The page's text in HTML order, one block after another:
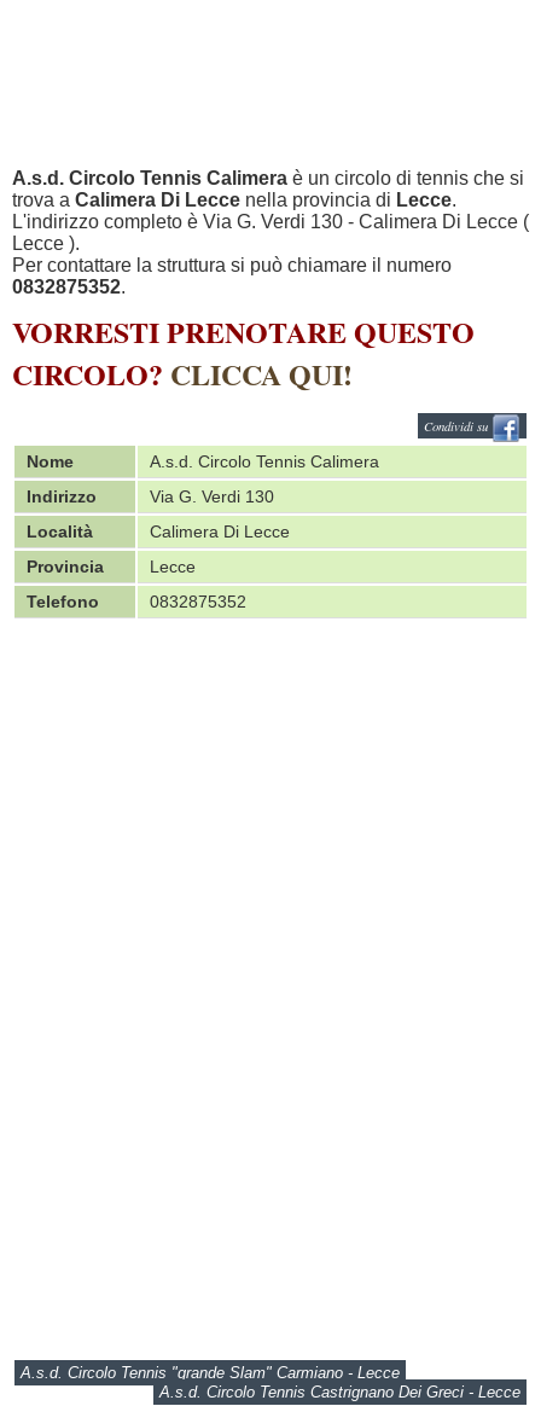
A.s.d. Circolo Tennis Calimera è un circolo di tennis che si
trova a Calimera Di Lecce nella provincia di Lecce.
L'indirizzo completo è Via G. Verdi 130 - Calimera Di Lecce (
Lecce ).
Per contattare la struttura si può chiamare il numero
0832875352.
VORRESTI PRENOTARE QUESTO
CIRCOLO? CLICCA QUI!
Condividi su
Nome
A.s.d. Circolo Tennis Calimera
Indirizzo
Via G. Verdi 130
Località
Calimera Di Lecce
Provincia
Lecce
Telefono
0832875352
A.s.d. Circolo Tennis "grande Slam" Carmiano - Lecce
A.s.d. Circolo Tennis Castrignano Dei Greci - Lecce